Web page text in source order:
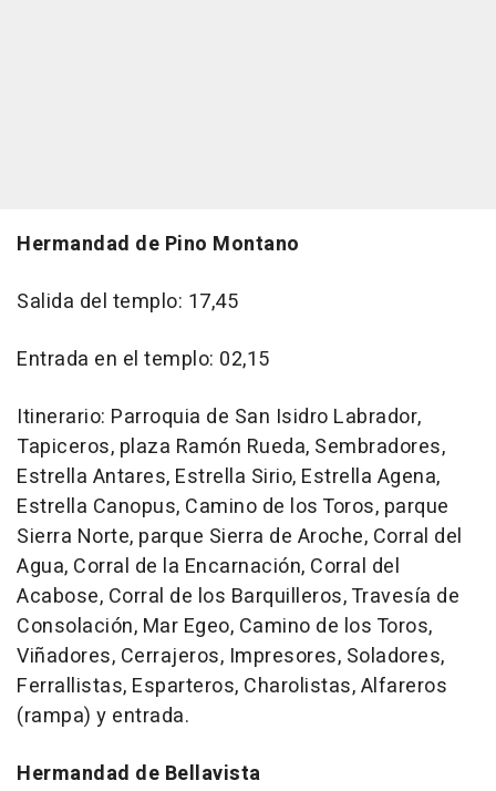
Hermandad de Pino Montano
Salida del templo: 17,45
Entrada en el templo: 02,15
Itinerario: Parroquia de San Isidro Labrador,
Tapiceros, plaza Ramón Rueda, Sembradores,
Estrella Antares, Estrella Sirio, Estrella Agena,
Estrella Canopus, Camino de los Toros, parque
Sierra Norte, parque Sierra de Aroche, Corral del
Agua, Corral de la Encarnación, Corral del
Acabose, Corral de los Barquilleros, Travesía de
Consolación, Mar Egeo, Camino de los Toros,
Viñadores, Cerrajeros, Impresores, Soladores,
Ferrallistas, Esparteros, Charolistas, Alfareros
(rampa) y entrada.
Hermandad de Bellavista